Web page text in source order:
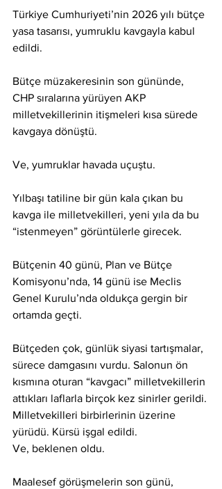
Türkiye Cumhuriyeti’nin 2026 yılı bütçe
yasa tasarısı, yumruklu kavgayla kabul
edildi.
Bütçe müzakeresinin son gününde,
CHP sıralarına yürüyen AKP
milletvekillerinin itişmeleri kısa sürede
kavgaya dönüştü.
Ve, yumruklar havada uçuştu.
Yılbaşı tatiline bir gün kala çıkan bu
kavga ile milletvekilleri, yeni yıla da bu
“istenmeyen” görüntülerle girecek.
Bütçenin 40 günü, Plan ve Bütçe
Komisyonu’nda, 14 günü ise Meclis
Genel Kurulu’nda oldukça gergin bir
ortamda geçti.
Bütçeden çok, günlük siyasi tartışmalar,
sürece damgasını vurdu. Salonun ön
kısmına oturan “kavgacı” milletvekillerin
attıkları laflarla birçok kez sinirler gerildi.
Milletvekilleri birbirlerinin üzerine
yürüdü. Kürsü işgal edildi.
Ve, beklenen oldu.
Maalesef görüşmelerin son günü,